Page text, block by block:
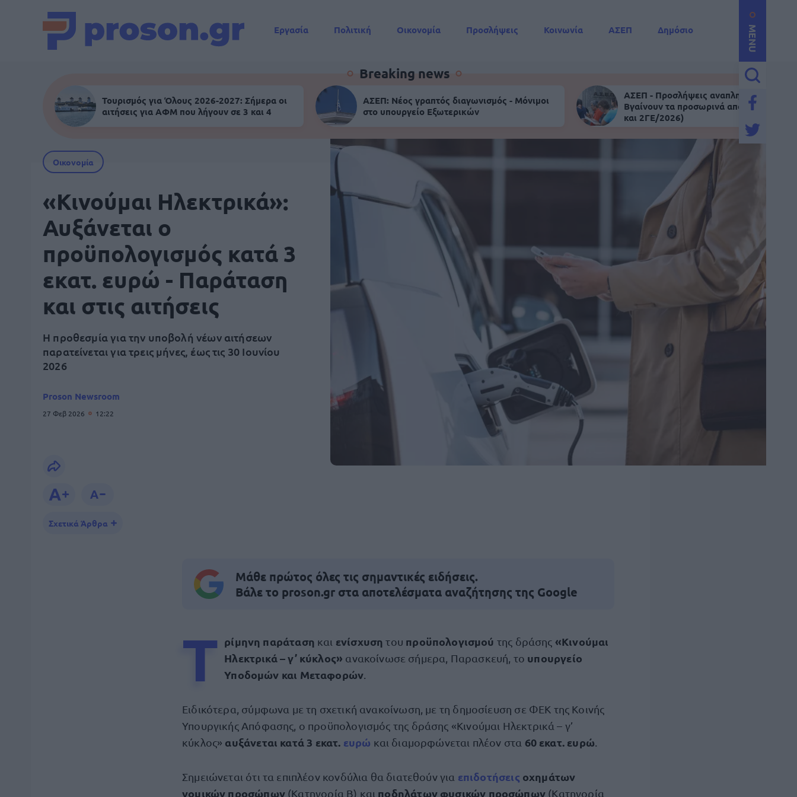
MENU
Εργασία Πολιτική Οικονομία Προσλήψεις Κοινωνία ΑΣΕΠ
Δημόσιο
Breaking news
Τουρισμός για Όλους 2026-2027: Σήμερα οι
αιτήσεις για ΑΦΜ που λήγουν σε 3 και 4
ΑΣΕΠ: Νέος γραπτός διαγωνισμός - Μόνιμοι
στο υπουργείο Εξωτερικών
ΑΣΕΠ - Προσλήψεις αναπληρωτών:
Βγαίνουν τα προσωρινά αποτελέσματα
και 2ΓΕ/2026)
Οικονομία
«Κινούμαι Ηλεκτρικά»:
Αυξάνεται ο
προϋπολογισμός κατά 3
εκατ. ευρώ - Παράταση
και στις αιτήσεις
Η προθεσμία για την υποβολή νέων αιτήσεων
παρατείνεται για τρεις μήνες, έως τις 30 Ιουνίου
2026
Proson Newsroom
27 Φεβ 2026 12:22
Σχετικά Άρθρα
Μάθε πρώτος όλες τις σημαντικές ειδήσεις.
Βάλε το proson.gr στα αποτελέσματα αναζήτησης της Google
Τ ρίμηνη παράταση και ενίσχυσητου προϋπολογισμού της δράσης «Κινούμαι
Ηλεκτρικά – γ’ κύκλος» ανακοίνωσε σήμερα, Παρασκευή, το υπουργείο
Υποδομών και Μεταφορών
Ειδικότερα, σύμφωνα με τη σχετική ανακοίνωση, με τη δημοσίευση σε ΦΕΚ της Κοινής
Υπουργικής Απόφασης, ο προϋπολογισμός της δράσης «Κινούμαι Ηλεκτρικά – γ’
κύκλος» αυξάνεται κατά 3 εκατ. ευρώ και διαμορφώνεται πλέον στα 60 εκατ. ευρώ
Σημειώνεται ότι τα επιπλέον κονδύλια θα διατεθούν για επιδοτήσεις οχημάτων
νομικών προσώπων(Κατηγορία Β) και ποδηλάτων φυσικών προσώπων (Κατηγορία